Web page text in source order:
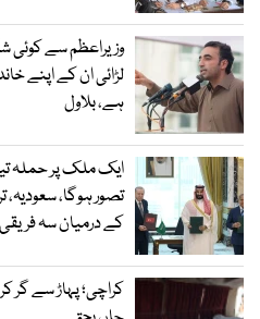
وزیراعظم سے کوئی
لڑائی ان کے اپنے
ہے، بلاول
ایک ملک پر حملہ
تصور ہوگا، سعودیہ،
کے درمیان سہ
کراچی؛ پہاڑ سے گر